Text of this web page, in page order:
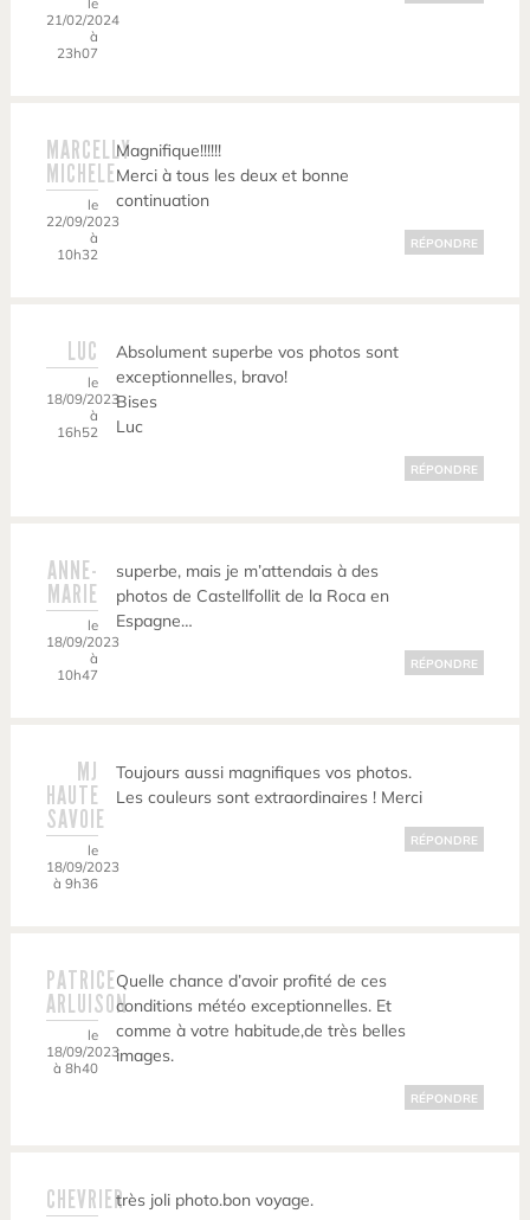
21/02/2024
à
23h07
MARCELLY
MICHELE
le
22/09/2023
à
10h32
Magnifique!!!!!!
Merci à tous les deux et bonne
continuation
RÉPONDRE
LUC
le
18/09/2023
à
16h52
Absolument superbe vos photos sont
exceptionnelles, bravo!
Bises
Luc
RÉPONDRE
ANNE-
MARIE
le
18/09/2023
à
10h47
superbe, mais je m’attendais à des
photos de Castellfollit de la Roca en
Espagne…
RÉPONDRE
MJ
HAUTE
SAVOIE
le
18/09/2023
à 9h36
Toujours aussi magnifiques vos photos.
Les couleurs sont extraordinaires ! Merci
RÉPONDRE
PATRICE
ARLUISON
le
18/09/2023
à 8h40
Quelle chance d’avoir profité de ces
conditions météo exceptionnelles. Et
comme à votre habitude,de très belles
images.
RÉPONDRE
CHEVRIERtrès joli photo.bon voyage.